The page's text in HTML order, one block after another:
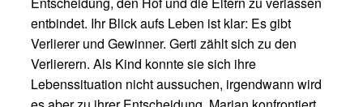
entbindet. Ihr Blick aufs Leben ist klar: Es gibt
Verlierer und Gewinner. Gerti zählt sich zu den
Verlierern. Als Kind konnte sie sich ihre
Lebenssituation nicht aussuchen, irgendwann wird